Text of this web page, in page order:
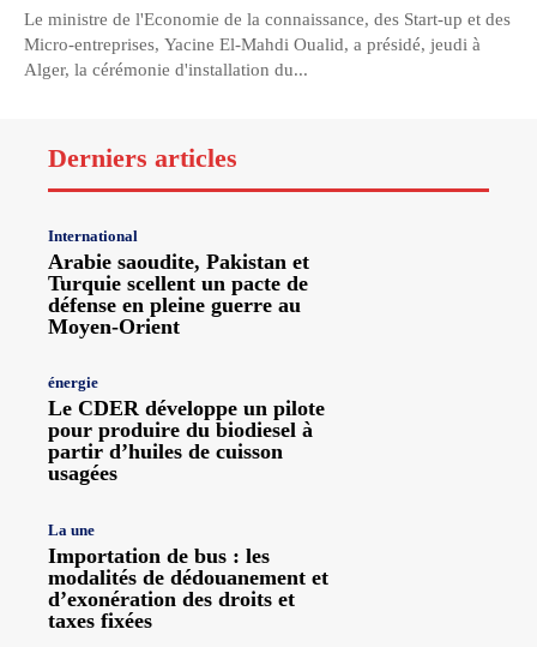
Le ministre de l'Economie de la connaissance, des Start-up et des
Micro-entreprises, Yacine El-Mahdi Oualid, a présidé, jeudi à
Alger, la cérémonie d'installation du...
Derniers articles
International
Arabie saoudite, Pakistan et
Turquie scellent un pacte de
défense en pleine guerre au
Moyen-Orient
énergie
Le CDER développe un pilote
pour produire du biodiesel à
partir d’huiles de cuisson
usagées
La une
Importation de bus : les
modalités de dédouanement et
d’exonération des droits et
taxes fixées